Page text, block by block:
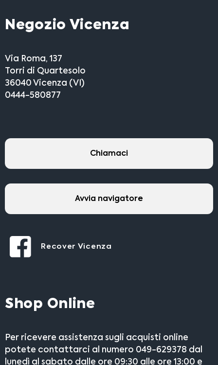
Negozio Vicenza
Via Roma, 137
Torri di Quartesolo
36040 Vicenza (VI)
0444-580877
Chiamaci
Avvia navigatore
Recover Vicenza
Shop Online
Per ricevere assistenza sugli acquisti online
potete contattarci al numero 049-629378 dal
lunedì al sabato dalle ore 09:30 alle ore 13:00 e